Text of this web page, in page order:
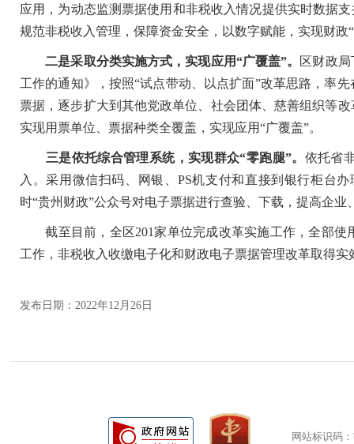
应用，为动态监测票据使用和非税收入情况提供实时数据
规范非税收入管理，保障资金安全，以数字赋能，实现财政
二是采取分类实施方式，实现应用“广覆盖”。 区财政
工作的通知》，按照“试点带动、以点扩面”改革思路，率
票据，逐步扩大到其他党政单位、社会团体、慈善组织等
实现用票单位、票据种类全覆盖，实现应用“广覆盖”。
三是依托综合管理系统，实现群众“零跑腿”。 依托省
入。采用微信扫码、网银、PS机支付和直接到银行柜台
时“贵州财政”公众号对电子票据进行查验、下载，提高企
截至目前，全区201家单位完成改革实施工作，全部使
工作，非税收入收缴电子化和财政电子票据管理改革取得实
发布日期：2022年12月26日
网站标识码